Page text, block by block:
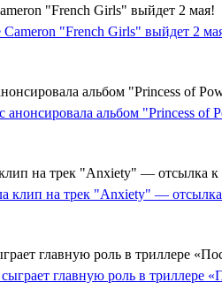
"French Girls" выйдет 2 мая!
альбом "Princess of
на трек "Anxiety" — отсылка к
главную роль в триллере